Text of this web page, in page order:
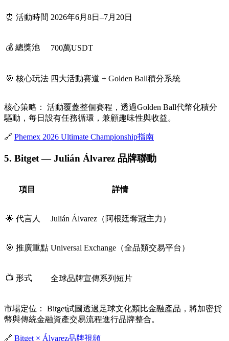
⏰ 活動時間 2026年6月8日–7月20日
💰 總獎池 700萬USDT
🎯 核心玩法 四大活動賽道 + Golden Ball積分系統
核心策略：
活動覆蓋整個賽程，透過Golden Ball代幣化積分
驅動，每日設有任務循環，兼顧趣味性與收益。
🔗 Phemex 2026 Ultimate Championship指南
5. Bitget — Julián Álvarez 品牌聯動
項目 詳情
🌟 代言人 Julián Álvarez（阿根廷奪冠主力）
🎯 推廣重點 Universal Exchange（全品類交易平台）
📺 形式 全球品牌宣傳系列短片
市場定位：
Bitget試圖透過足球文化類比金融產品，將加密貨
幣與傳統金融資產交易流程進行品牌整合。
🔗 Bitget × Álvarez品牌視頻